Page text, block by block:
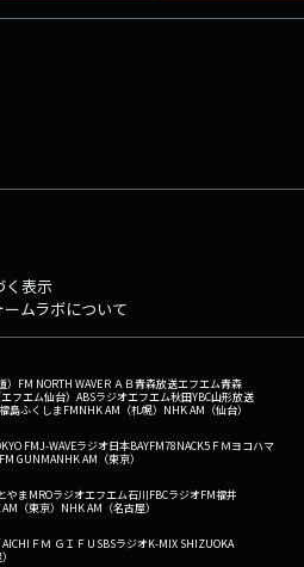
く表示
ムラボについて
FM NORTH WAVEＲＡＢ青森放送エフエム青森
フエム仙台） ABSラジオエフエム秋田YBC山形放送
島ふくしまFMNHK AM（札幌） NHK AM（仙台）
FMJ-WAVEラジオ日本BAYFM78NACK5 ＦＭヨコハマ
FM GUNMANHK AM（東京）
やまMROラジオエフエム石川FBCラジオFM福井
（東京） NHK AM（名古屋）
AICHI ＦＭ ＧＩＦＵ SBSラジオK-MIX SHIZUOKA